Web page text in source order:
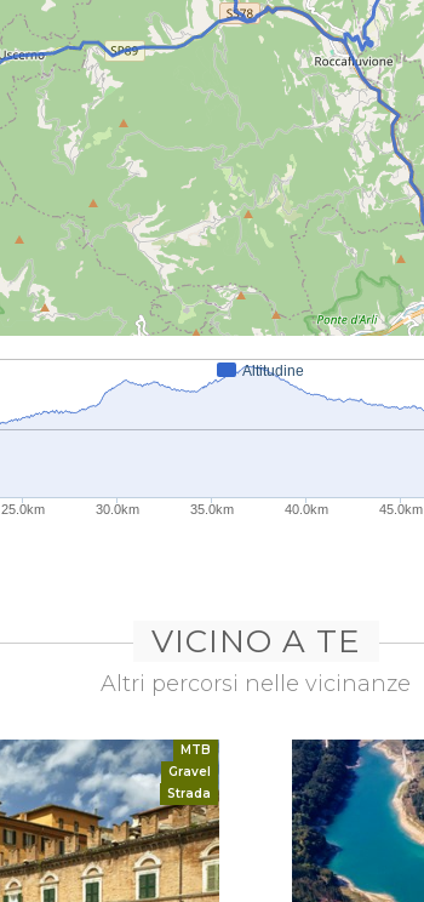
Altitudine
25.0km 30.0km 35.0km 40.0km 45.0km
VICINO A TE
Altri percorsi nelle vicinanze
MTB
Gravel
Strada